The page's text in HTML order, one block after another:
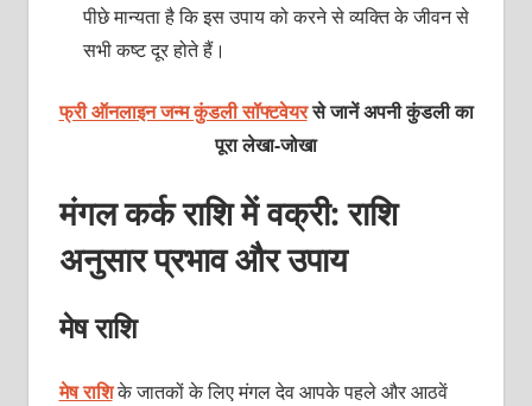
पीछे मान्यता है कि इस उपाय को करने से व्यक्ति के जीवन से
सभी कष्ट दूर होते हैं।
फ्री ऑनलाइन जन्म कुंडली सॉफ्टवेयरसे जानें अपनी कुंडली का
पूरा लेखा-जोखा
मंगल कर्क राशि में वक्री: राशि
अनुसार प्रभाव और उपाय
मेष राशि
मेष राशिके जातकों के लिए मंगल देव आपके पहले और आठवें